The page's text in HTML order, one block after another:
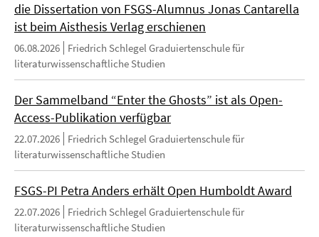
die Dissertation von FSGS-Alumnus Jonas Cantarella
ist beim Aisthesis Verlag erschienen
06.08.2026
Friedrich Schlegel Graduiertenschule für
literaturwissenschaftliche Studien
Der Sammelband “Enter the Ghosts” ist als Open-
Access-Publikation verfügbar
22.07.2026
Friedrich Schlegel Graduiertenschule für
literaturwissenschaftliche Studien
FSGS-PI Petra Anders erhält Open Humboldt Award
22.07.2026
Friedrich Schlegel Graduiertenschule für
literaturwissenschaftliche Studien